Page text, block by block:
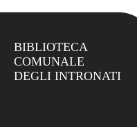
BIBLIOTECA
COMUNALE
DEGLI INTRONATI